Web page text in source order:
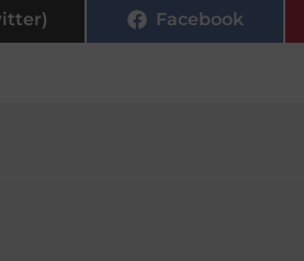
Facebook